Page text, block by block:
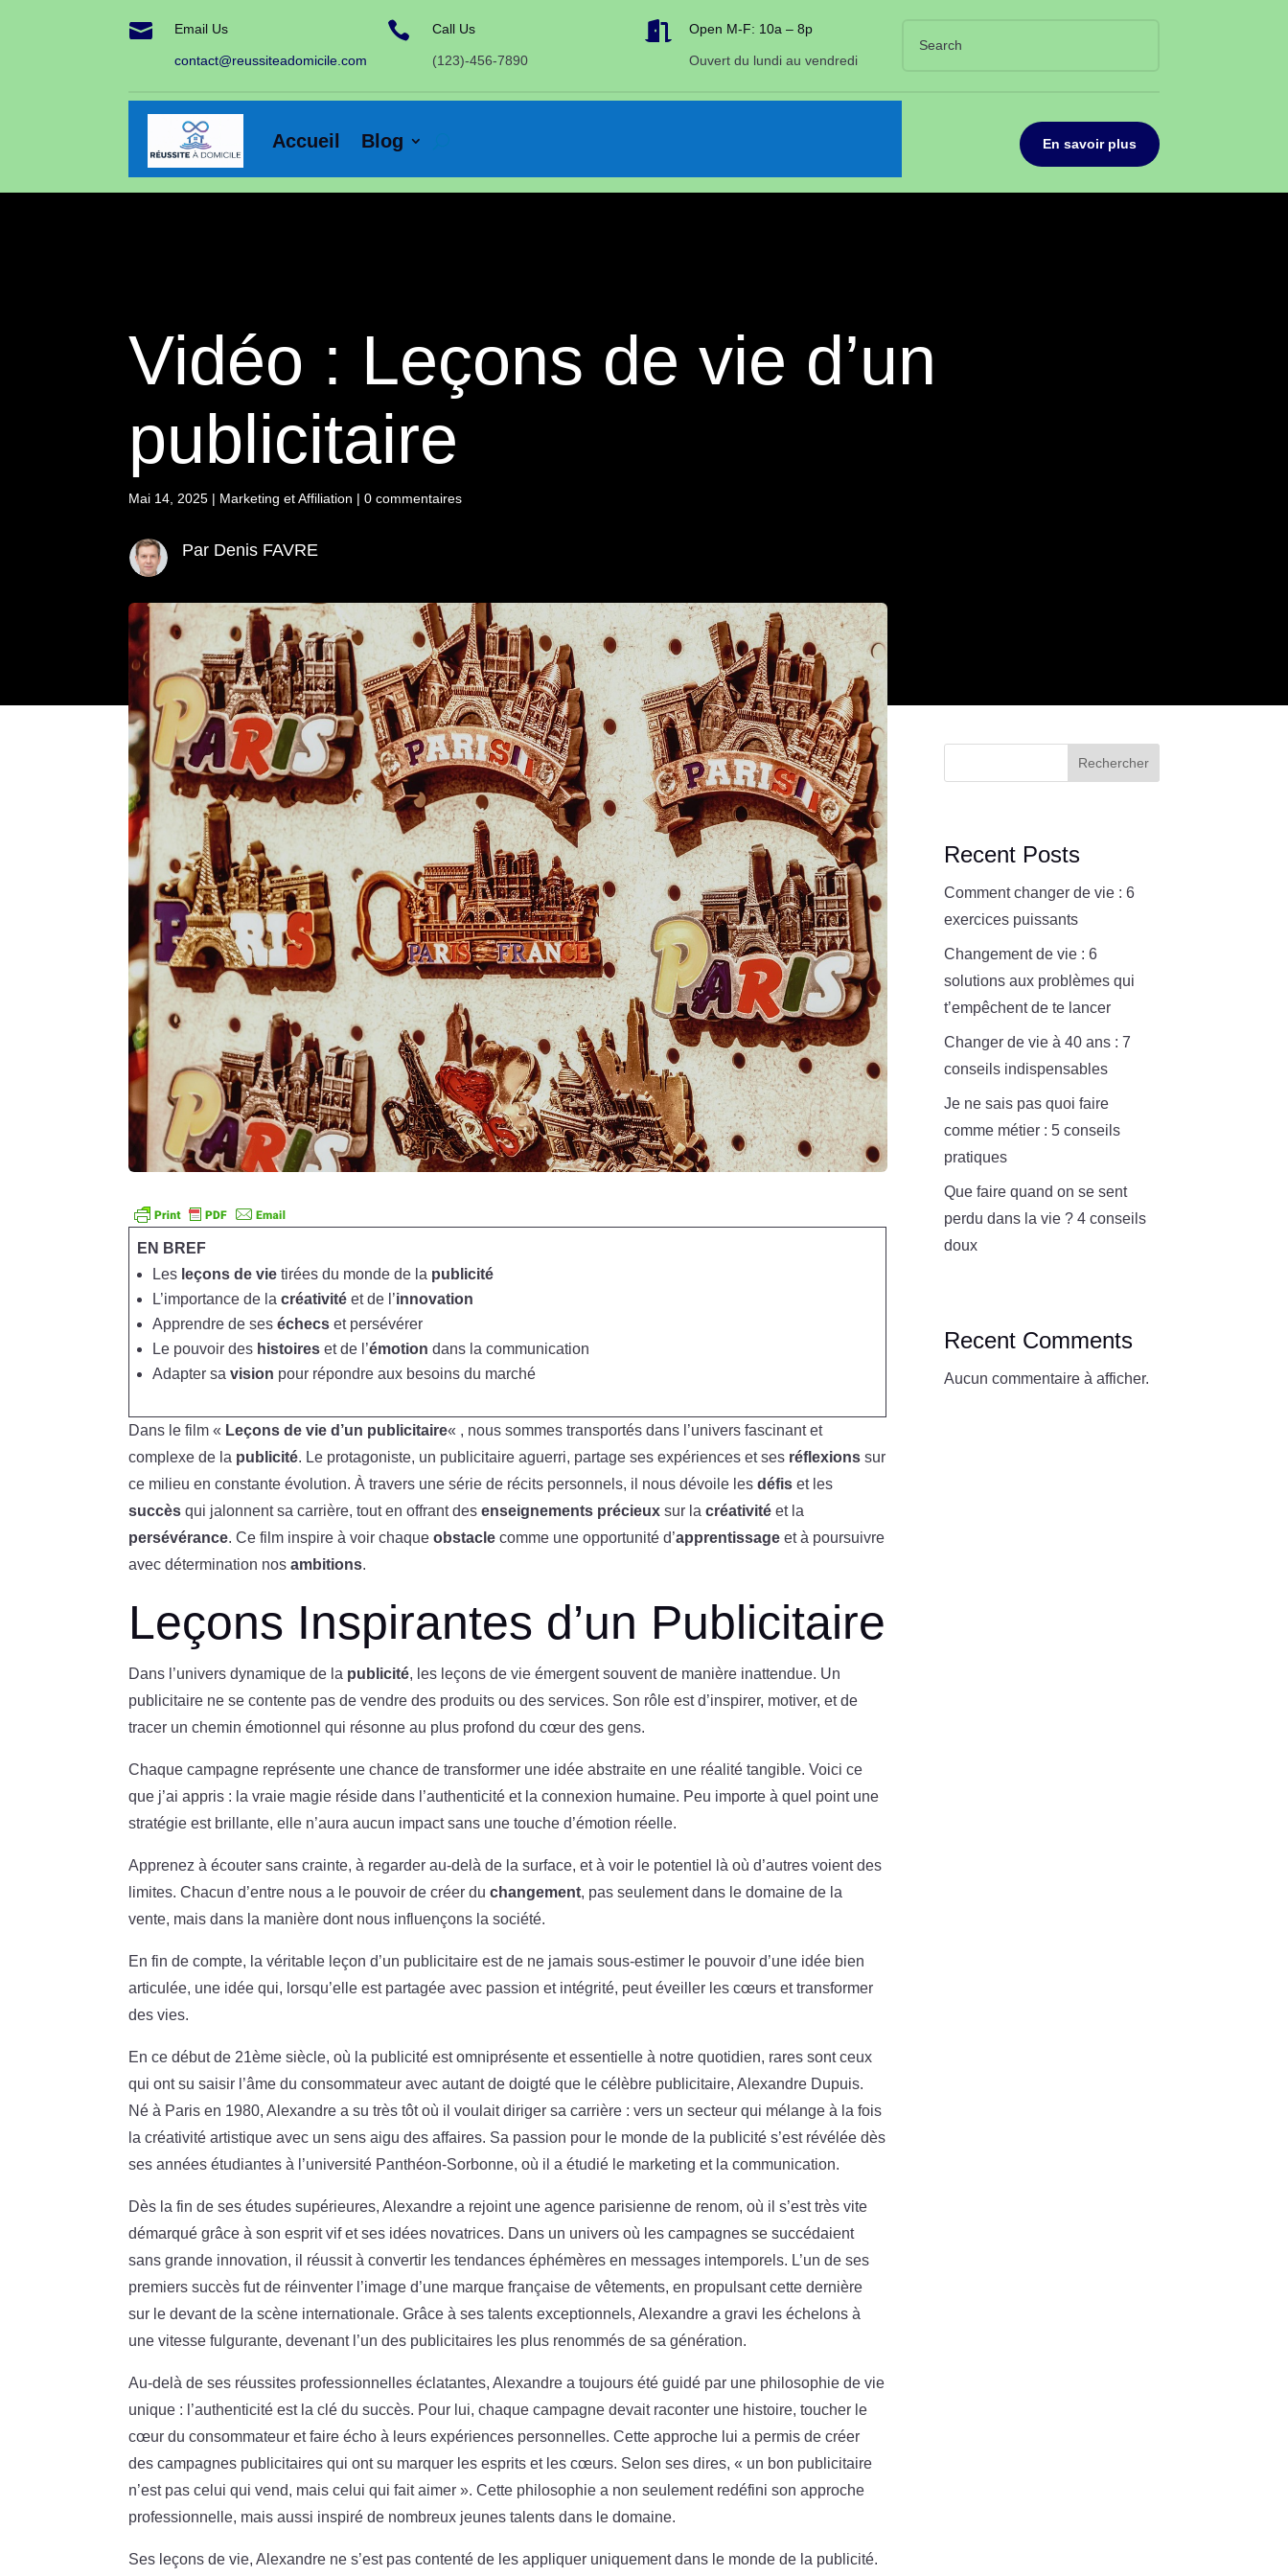
 Email Us
contact@reussiteadomicile.com
 Call Us
(123)-456-7890
 Open M-F: 10a – 8p
Ouvert du lundi au vendredi
Accueil Blog En savoir plus
Vidéo : Leçons de vie d’un
publicitaire
Mai 14, 2025 | Marketing et Affiliation |0 commentaires
Par Denis FAVRE
EN BREF
Les leçons de vie tirées du monde de la publicité
L’importance de lacréativité et de l’innovation
Apprendre de seséchecs et persévérer
Le pouvoir des histoires et de l’émotion dans la communication
Adapter savision pour répondre aux besoins du marché
Dans le film « Leçons de vie d’un publicitaire« , nous sommes transportés dans l’univers fascinant et
complexe de la publicité. Le protagoniste, un publicitaire aguerri, partage ses expériences et ses réflexions sur
ce milieu en constante évolution. À travers une série de récits personnels, il nous dévoile lesdéfis et les
succès qui jalonnent sa carrière, tout en offrant desenseignements précieux sur lacréativité et la
persévérance. Ce film inspire à voir chaqueobstacle comme une opportunité d’apprentissage et à poursuivre
avec détermination nosambitions.
Leçons Inspirantes d’un Publicitaire
Dans l’univers dynamique de la publicité, les leçons de vie émergent souvent de manière inattendue. Un
publicitaire ne se contente pas de vendre des produits ou des services. Son rôle est d’inspirer, motiver, et de
tracer un chemin émotionnel qui résonne au plus profond du cœur des gens.
Chaque campagne représente une chance de transformer une idée abstraite en une réalité tangible. Voici ce
que j’ai appris : la vraie magie réside dans l’authenticité et la connexion humaine. Peu importe à quel point une
stratégie est brillante, elle n’aura aucun impact sans une touche d’émotion réelle.
Apprenez à écouter sans crainte, à regarder au-delà de la surface, et à voir le potentiel là où d’autres voient des
limites. Chacun d’entre nous a le pouvoir de créer duchangement, pas seulement dans le domaine de la
vente, mais dans la manière dont nous influençons la société.
En fin de compte, la véritable leçon d’un publicitaire est de ne jamais sous-estimer le pouvoir d’une idée bien
articulée, une idée qui, lorsqu’elle est partagée avec passion et intégrité, peut éveiller les cœurs et transformer
des vies.
En ce début de 21ème siècle, où la publicité est omniprésente et essentielle à notre quotidien, rares sont ceux
qui ont su saisir l’âme du consommateur avec autant de doigté que le célèbre publicitaire, Alexandre Dupuis.
Né à Paris en 1980, Alexandre a su très tôt où il voulait diriger sa carrière : vers un secteur qui mélange à la fois
la créativité artistique avec un sens aigu des affaires. Sa passion pour le monde de la publicité s’est révélée dès
ses années étudiantes à l’université Panthéon-Sorbonne, où il a étudié le marketing et la communication.
Dès la fin de ses études supérieures, Alexandre a rejoint une agence parisienne de renom, où il s’est très vite
démarqué grâce à son esprit vif et ses idées novatrices. Dans un univers où les campagnes se succédaient
sans grande innovation, il réussit à convertir les tendances éphémères en messages intemporels. L’un de ses
premiers succès fut de réinventer l’image d’une marque française de vêtements, en propulsant cette dernière
sur le devant de la scène internationale. Grâce à ses talents exceptionnels, Alexandre a gravi les échelons à
une vitesse fulgurante, devenant l’un des publicitaires les plus renommés de sa génération.
Au-delà de ses réussites professionnelles éclatantes, Alexandre a toujours été guidé par une philosophie de vie
unique : l’authenticité est la clé du succès. Pour lui, chaque campagne devait raconter une histoire, toucher le
cœur du consommateur et faire écho à leurs expériences personnelles. Cette approche lui a permis de créer
des campagnes publicitaires qui ont su marquer les esprits et les cœurs. Selon ses dires, « un bon publicitaire
n’est pas celui qui vend, mais celui qui fait aimer ». Cette philosophie a non seulement redéfini son approche
professionnelle, mais aussi inspiré de nombreux jeunes talents dans le domaine.
Ses leçons de vie, Alexandre ne s’est pas contenté de les appliquer uniquement dans le monde de la publicité.
Rechercher
Recent Posts
Comment changer de vie : 6
exercices puissants
Changement de vie : 6
solutions aux problèmes qui
t’empêchent de te lancer
Changer de vie à 40 ans : 7
conseils indispensables
Je ne sais pas quoi faire
comme métier : 5 conseils
pratiques
Que faire quand on se sent
perdu dans la vie ? 4 conseils
doux
Recent Comments
Aucun commentaire à afficher.